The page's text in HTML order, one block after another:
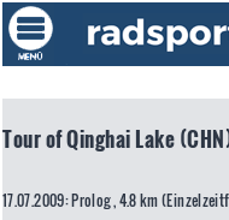
Tour of Qinghai Lake
17.07.2009: Prolog , 4.8 km